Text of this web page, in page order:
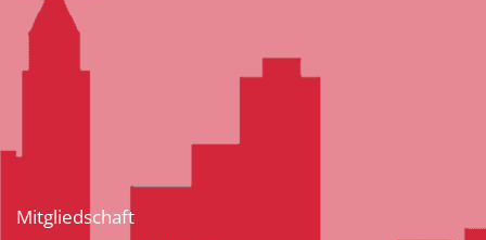
Mitgliedschaft